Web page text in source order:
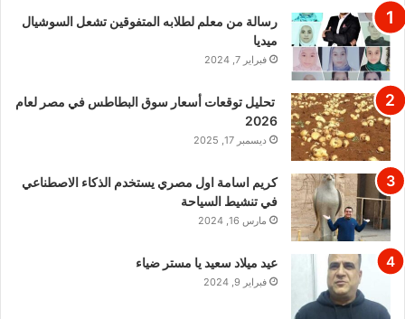
رسالة من معلم لطلابه المتفوقين تشعل السوشيال
ميديا
فبراير 7, 2024
تحليل توقعات أسعار سوق البطاطس في مصر لعام
2026
ديسمبر 17, 2025
كريم اسامة اول مصري يستخدم الذكاء الاصطناعي
في تنشيط السياحة
مارس 16, 2024
عيد ميلاد سعيد يا مستر ضياء
فبراير 9, 2024